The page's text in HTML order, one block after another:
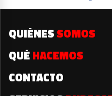
QUIÉNES SOMOS
QUÉ HACEMOS
CONTACTO